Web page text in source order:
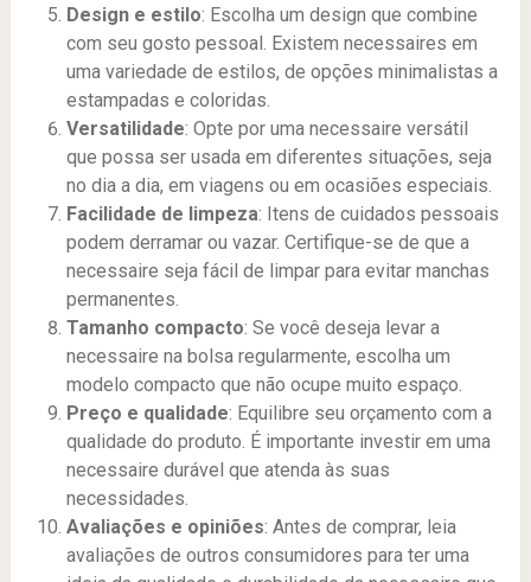
Design e estilo: Escolha um design que combine
com seu gosto pessoal. Existem necessaires em
uma variedade de estilos, de opções minimalistas a
estampadas e coloridas.
Versatilidade: Opte por uma necessaire versátil
que possa ser usada em diferentes situações, seja
no dia a dia, em viagens ou em ocasiões especiais.
Facilidade de limpeza: Itens de cuidados pessoais
podem derramar ou vazar. Certifique-se de que a
necessaire seja fácil de limpar para evitar manchas
permanentes.
Tamanho compacto: Se você deseja levar a
necessaire na bolsa regularmente, escolha um
modelo compacto que não ocupe muito espaço.
Preço e qualidade: Equilibre seu orçamento com a
qualidade do produto. É importante investir em uma
necessaire durável que atenda às suas
necessidades.
Avaliações e opiniões: Antes de comprar, leia
avaliações de outros consumidores para ter uma